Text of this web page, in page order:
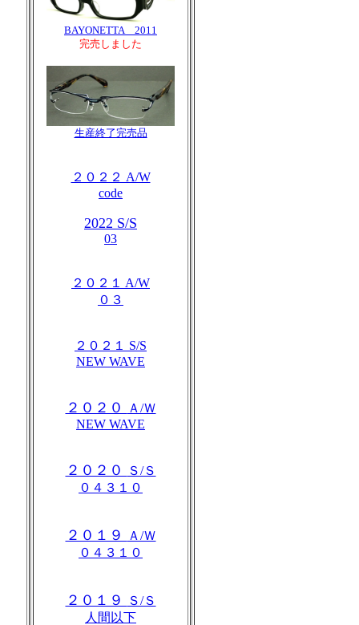
BAYONETTA 2011
完売しました
生産終了完売品
２０２２ A/W
code
2022 S/S
03
２０２１ A/W
０３
２０２１ S/S
NEW WAVE
２０２０
Ａ/Ｗ
NEW WAVE
２０２０
Ｓ/Ｓ
０４３１０
２０１９
Ａ/Ｗ
０４３１０
２０１９
Ｓ/Ｓ
人間以下